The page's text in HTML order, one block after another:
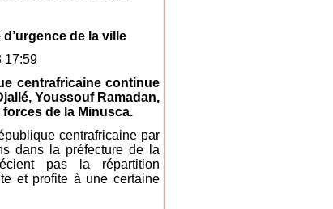
de la ville
17:59
centrafricaine continue
Youssouf Ramadan,
forces de la Minusca.
centrafricaine par
dans la préfecture de la
pas la répartition
et profite à une certaine